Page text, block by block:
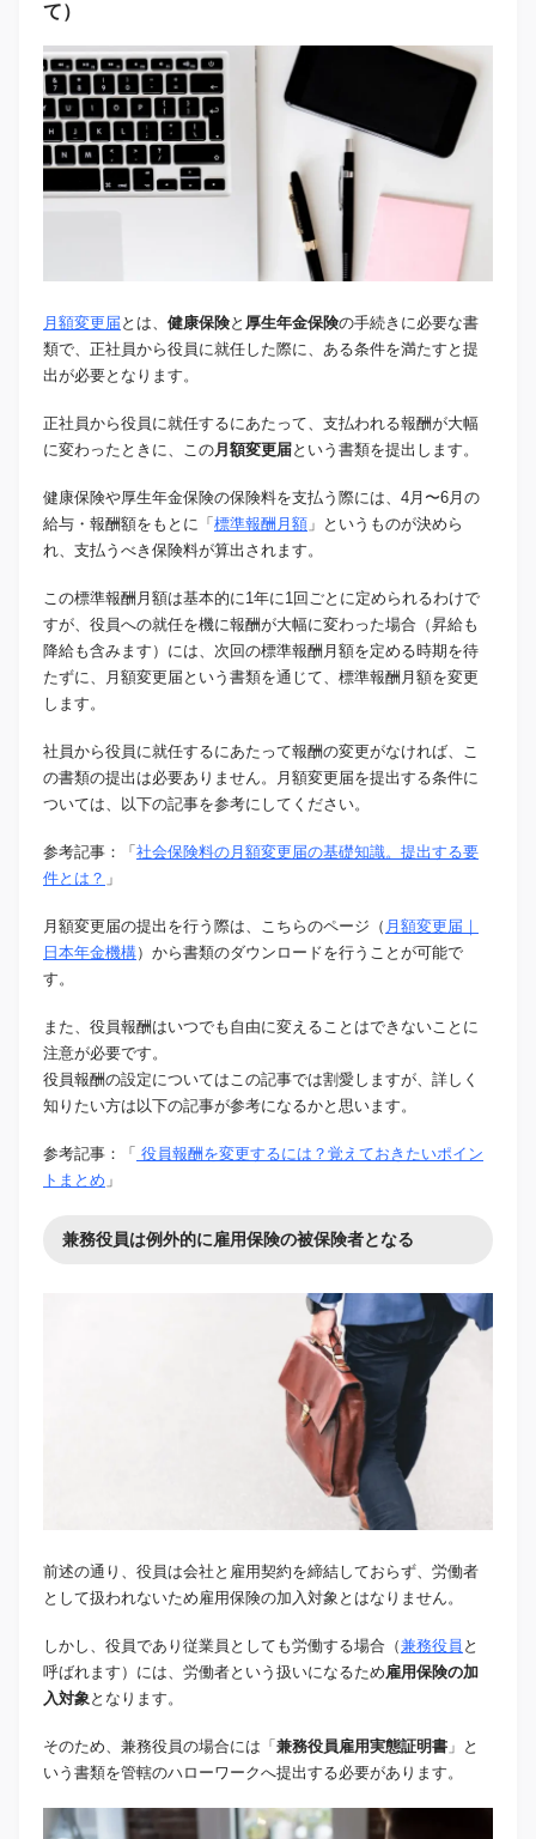
て）
月額変更届 とは、 健康保険と 厚生年金保険の手続きに必要な書
類で、正社員から役員に就任した際に、ある条件を満たすと提
出が必要となります。
正社員から役員に就任するにあたって、支払われる報酬が大幅
に変わったときに、この月額変更届という書類を提出します。
健康保険や厚生年金保険の保険料を支払う際には、4月〜6月の
給与・報酬額をもとに「 標準報酬月額 」というものが決めら
れ、支払うべき保険料が算出されます。
この標準報酬月額は基本的に1年に1回ごとに定められるわけで
すが、役員への就任を機に報酬が大幅に変わった場合（昇給も
降給も含みます）には、次回の標準報酬月額を定める時期を待
たずに、月額変更届という書類を通じて、標準報酬月額を変更
します。
社員から役員に就任するにあたって報酬の変更がなければ、こ
の書類の提出は必要ありません。月額変更届を提出する条件に
ついては、以下の記事を参考にしてください。
参考記事：「 社会保険料の月額変更届の基礎知識。提出する要
件とは？ 」
月額変更届の提出を行う際は、こちらのページ（ 月額変更届｜
日本年金機構）から書類のダウンロードを行うことが可能で
す。
また、役員報酬はいつでも自由に変えることはできないことに
注意が必要です。
役員報酬の設定についてはこの記事では割愛しますが、詳しく
知りたい方は以下の記事が参考になるかと思います。
参考記事：「 役員報酬を変更するには？覚えておきたいポイン
トまとめ 」
兼務役員は例外的に雇用保険の被保険者となる
前述の通り、役員は会社と雇用契約を締結しておらず、労働者
として扱われないため雇用保険の加入対象とはなりません。
しかし、役員であり従業員としても労働する場合（兼務役員 と
呼ばれます）には、労働者という扱いになるため 雇用保険の加
入対象 となります。
そのため、兼務役員の場合には「兼務役員雇用実態証明書 」と
いう書類を管轄のハローワークへ提出する必要があります。